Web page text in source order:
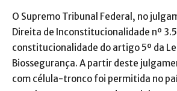
O Supremo Tribunal Federal, no
Direita de Inconstitucionalidade nº
constitucionalidade do artigo 5º da
Biossegurança. A partir deste
com célula-tronco foi permitida no